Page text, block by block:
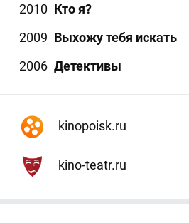
2010 Кто я?
2009 Выхожу тебя искать
2006 Детективы
kinopoisk.ru
kino-teatr.ru